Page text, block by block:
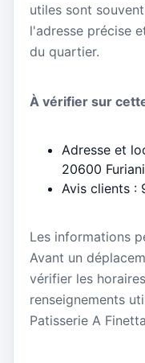
utiles sont
l'adresse précise
du quartier.
À vérifier sur
Adresse et
20600
Avis clients :
Les informations
Avant un
vérifier les
renseignements
Patisserie A